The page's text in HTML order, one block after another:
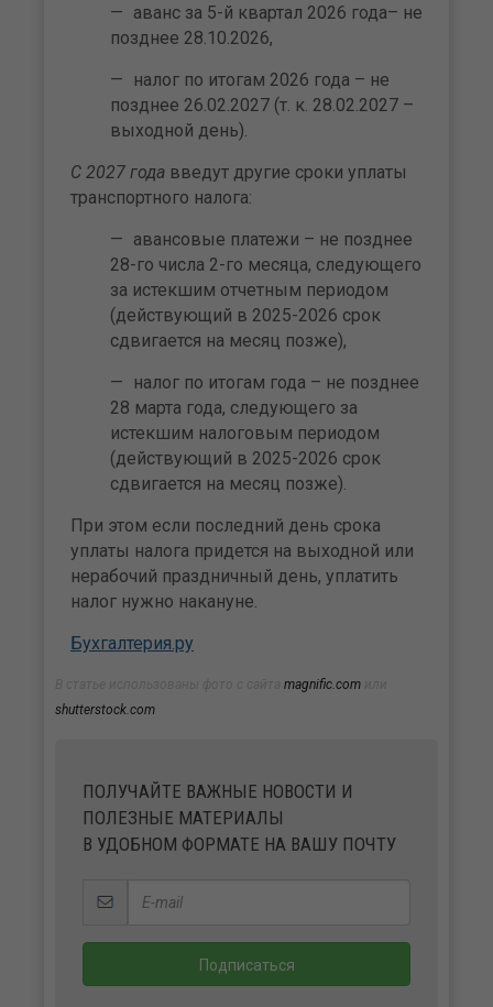
аванс за 5-й квартал 2026 года– не
позднее 28.10.2026,
налог по итогам 2026 года – не
позднее 26.02.2027 (т. к. 28.02.2027 –
выходной день).
С 2027 года введут другие сроки уплаты
транспортного налога:
авансовые платежи – не позднее
28-го числа 2-го месяца, следующего
за истекшим отчетным периодом
(действующий в 2025-2026 срок
сдвигается на месяц позже),
налог по итогам года – не позднее
28 марта года, следующего за
истекшим налоговым периодом
(действующий в 2025-2026 срок
сдвигается на месяц позже).
При этом если последний день срока
уплаты налога придется на выходной или
нерабочий праздничный день, уплатить
налог нужно накануне.
Бухгалтерия.ру
magnific.com
shutterstock.com
ПОЛУЧАЙТЕ ВАЖНЫЕ НОВОСТИ И
ПОЛЕЗНЫЕ МАТЕРИАЛЫ
В УДОБНОМ ФОРМАТЕ НА ВАШУ ПОЧТУ